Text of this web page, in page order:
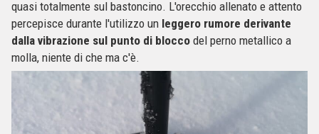
quasi totalmente sul bastoncino. L'orecchio allenato e attento
percepisce durante l'utilizzo un leggero rumore derivante
dalla vibrazione sul punto di blocco del perno metallico a
molla, niente di che ma c'è.